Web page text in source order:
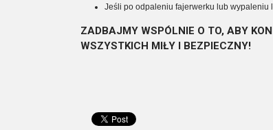
Jeśli po odpaleniu fajerwerku lub wypaleniu
ZADBAJMY WSPÓLNIE O TO, ABY
WSZYSTKICH MIŁY I BEZPIECZNY!